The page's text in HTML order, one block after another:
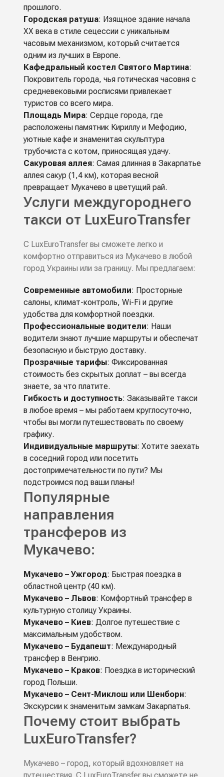
прошлого.
Городская ратуша: Изящное здание начала
XX века в стиле сецессии с уникальным
часовым механизмом, который считается
одним из лучших в Европе.
Кафедральный костел Святого Мартина:
Покровитель города, чья готическая часовня с
средневековыми росписями привлекает
туристов со всего мира.
Площадь Мира: Сердце города, где
расположены памятник Кириллу и Мефодию,
уютные кафе и знаменитая скульптура
трубочиста с котом, приносящая удачу.
Сакуровая аллея: Самая длинная в Закарпатье
аллея сакур (1,4 км), которая весной
превращает Мукачево в цветущий рай.
Услуги междугороднего
такси от LuxEuroTransfer
С LuxEuroTransfer вы сможете легко и
комфортно отправиться из Мукачево в любой
город Украины или за границу. Мы предлагаем:
Современные автомобили: Просторные
салоны, климат-контроль, Wi-Fi и другие
удобства для комфортной поездки.
Профессиональные водители: Наши
водители знают лучшие маршруты и обеспечат
безопасную и быструю доставку.
Прозрачные тарифы: Фиксированная
стоимость без скрытых доплат – вы всегда
знаете, за что платите.
Гибкость и доступность: Заказывайте такси
в любое время – мы работаем круглосуточно,
чтобы вы могли путешествовать по своему
графику.
Индивидуальные маршруты: Хотите заехать
в соседний город или посетить
достопримечательности по пути? Мы
подстроимся под ваши планы!
Популярные
направления
трансферов из
Мукачево:
Мукачево – Ужгород: Быстрая поездка в
областной центр (40 км).
Мукачево – Львов: Комфортный трансфер в
культурную столицу Украины.
Мукачево – Киев: Долгое путешествие с
максимальным удобством.
Мукачево – Будапешт: Международный
трансфер в Венгрию.
Мукачево – Краков: Поездка в исторический
город Польши.
Мукачево – Сент-Миклош или Шенборн:
Экскурсии к знаменитым замкам Закарпатья.
Почему стоит выбрать
LuxEuroTransfer?
Мукачево – город, который вдохновляет на